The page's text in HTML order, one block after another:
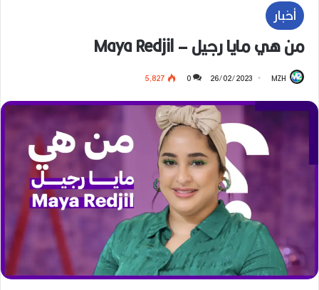
أخبار
من هي مايا رجيل – Maya Redjil
MZH
26/02/2023
0 5٬827